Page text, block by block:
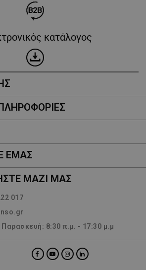
κατάλογος
ΕΜΑΣ
ΜΑΖΊ ΜΑΣ
017
8:30 π.μ. - 17:30 μ.μ